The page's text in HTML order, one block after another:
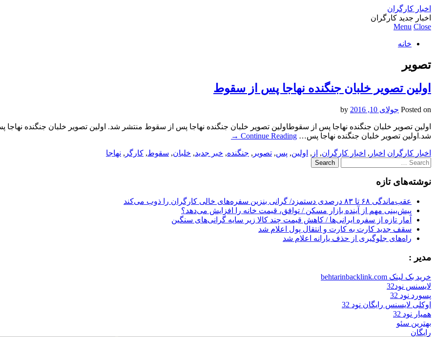
اخبار کارگران
اخبار جدید کارگران
Menu Close
خانه
تصویر
اولین تصویر خلبان جنگنده نهاجا پس از سقوط
Posted on جولای 10, 2016
اولین تصویر خلبان جنگنده نهاجا پس از سقوطاولین تصویر خلبان جنگنده نهاجا پس از سقوط منتشر شد. اولین تصویر خلبان جنگنده
شد.اولین تصویر خلبان جنگنده نهاجا پس… Continue Reading
→
اخبار کارگران اخبار , اخبار کارگران, از , اولین, پس, تصویر , جنگنده, خبر جدید, خلبان, سقوط, کارگر , نهاجا
Search
for:
نوشته‌های تازه
عقب‌ماندگی ۶۸ تا ۸۳ درصدی دستمزد/ گرانی بنزین سفره‌های خالی کارگران را ذوب می‌کند
پیش‌بینی مهم از آینده بازار مسکن / توافق، قیمت خانه را افزایش می‌دهد؟
آمار تازه از سفره ایرانی‌ها / کاهش قیمت چند کالا زیر سایه گرانی‌های سنگین
سقف جدید کارت به کارت و انتقال پول اعلام شد
راه‌های جلوگیری از حذف یارانه اعلام شد
مدیر :
خرید بک لینک behtarinbacklink.com
لایسنس نود32
پسورد نود 32
اوکلی لایسنس رایگان نود 32
همیار نود 32
بهترین سئو
رایگان